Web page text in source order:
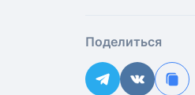
Поделиться